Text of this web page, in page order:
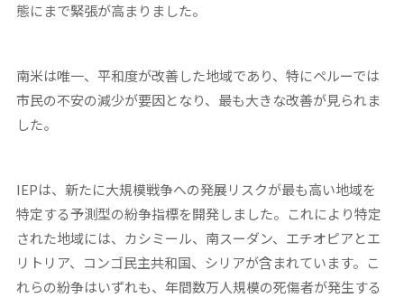
態にまで緊張が高まりました。
南米は唯一、平和度が改善した地域であり、特にペルーでは
市民の不安の減少が要因となり、最も大きな改善が見られま
した。
IEPは、新たに大規模戦争への発展リスクが最も高い地域を
特定する予測型の紛争指標を開発しました。これにより特定
された地域には、カシミール、南スーダン、エチオピアとエ
リトリア、コンゴ民主共和国、シリアが含まれています。こ
れらの紛争はいずれも、年間数万人規模の死傷者が発生する